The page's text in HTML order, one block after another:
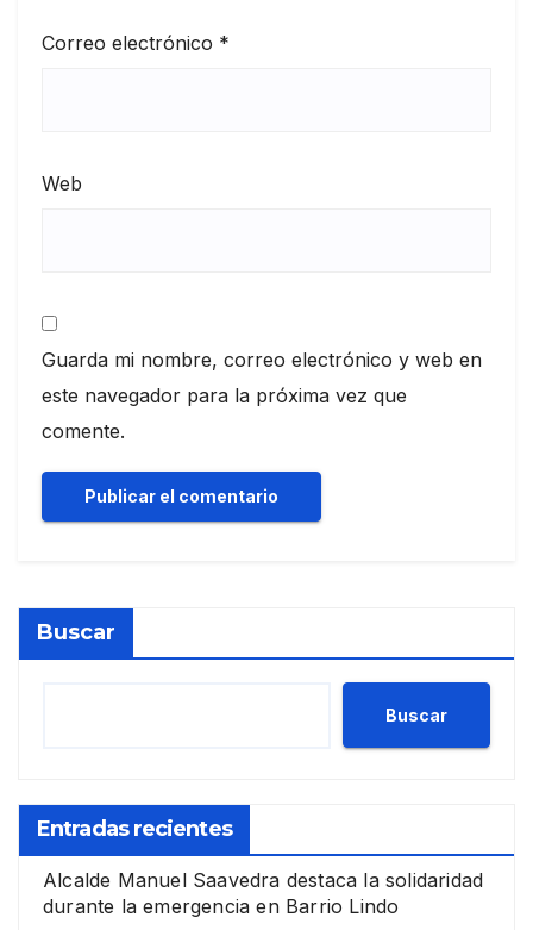
Correo electrónico *
Web
Guarda mi nombre, correo electrónico y web en
este navegador para la próxima vez que
comente.
Buscar
Buscar
Entradas recientes
Alcalde Manuel Saavedra destaca la solidaridad
durante la emergencia en Barrio Lindo